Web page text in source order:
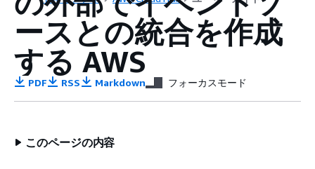
ースとの統合を作成
する AWS
PDF RSS Markdown フォーカスモード
このページの内容